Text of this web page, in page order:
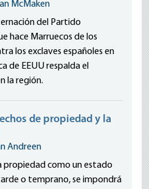
McMaken
del Partido
hace Marruecos de los
los exclaves españoles en
de EEUU respalda el
la región.
de propiedad y la
Andreen
propiedad como un estado
o temprano, se impondrá